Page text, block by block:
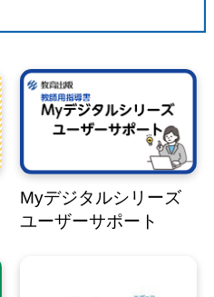
Myデジタルシリーズ
ユーザーサポート